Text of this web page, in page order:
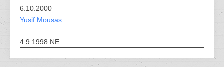
6.10.2000
Yusif Mousas
4.9.1998 NE